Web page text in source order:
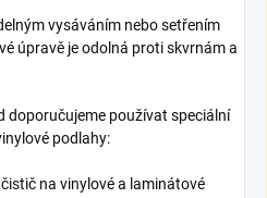
vysáváním nebo setřením
úpravě je odolná proti skvrnám a
doporučujeme používat speciální
podlahy:
na vinylové a laminátové